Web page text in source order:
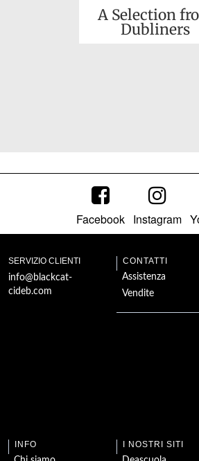
A Selection
Dubliners
Facebook Instagram